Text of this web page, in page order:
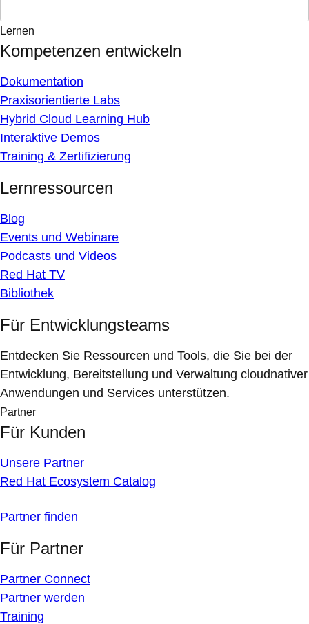
Lernen
Kompetenzen entwickeln
Dokumentation
Praxisorientierte Labs
Hybrid Cloud Learning Hub
Interaktive Demos
Training & Zertifizierung
Lernressourcen
Blog
Events und Webinare
Podcasts und Videos
Red Hat TV
Bibliothek
Für Entwicklungsteams
Entdecken Sie Ressourcen und Tools, die Sie bei der
Entwicklung, Bereitstellung und Verwaltung cloudnativer
Anwendungen und Services unterstützen.
Partner
Für Kunden
Unsere Partner
Red Hat Ecosystem Catalog
Partner finden
Für Partner
Partner Connect
Partner werden
Training